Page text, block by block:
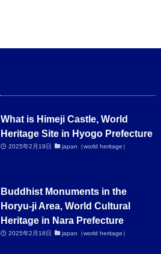
What is Himeji Castle, World
Heritage Site in Hyogo Prefecture
2025年2月19日 japan（world heritage）
Buddhist Monuments in the
Horyu-ji Area, World Cultural
Heritage in Nara Prefecture
2025年2月18日 japan（world heritage）